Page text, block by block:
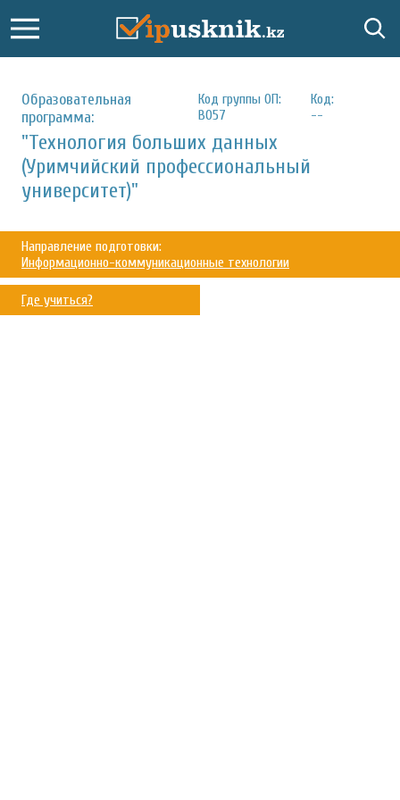
Образовательная
программа:
Код группы ОП:
В057
Код:
--
"Технология больших данных
(Уримчийский профессиональный
университет)"
Направление подготовки:
Информационно-коммуникационные технологии
Где учиться?